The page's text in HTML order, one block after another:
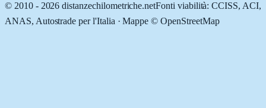
© 2010 - 2026 distanzechilometriche.netFonti viabilità: CCISS, ACI,
ANAS, Autostrade per l'Italia · Mappe © OpenStreetMap